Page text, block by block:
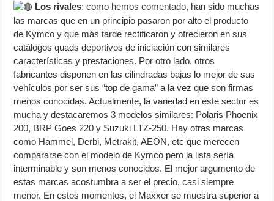
Los rivales: como hemos comentado, han sido muchas
las marcas que en un principio pasaron por alto el producto
de Kymco y que más tarde rectificaron y ofrecieron en sus
catálogos quads deportivos de iniciación con similares
características y prestaciones. Por otro lado, otros
fabricantes disponen en las cilindradas bajas lo mejor de sus
vehículos por ser sus “top de gama” a la vez que son firmas
menos conocidas. Actualmente, la variedad en este sector es
mucha y destacaremos 3 modelos similares: Polaris Phoenix
200, BRP Goes 220 y Suzuki LTZ-250. Hay otras marcas
como Hammel, Derbi, Metrakit, AEON, etc que merecen
compararse con el modelo de Kymco pero la lista sería
interminable y son menos conocidos. El mejor argumento de
estas marcas acostumbra a ser el precio, casi siempre
menor. En estos momentos, el Maxxer se muestra superior a